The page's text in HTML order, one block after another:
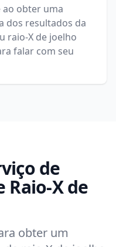
ao obter uma
dos resultados da
raio-X de joelho
falar com seu
de
X de
obter um